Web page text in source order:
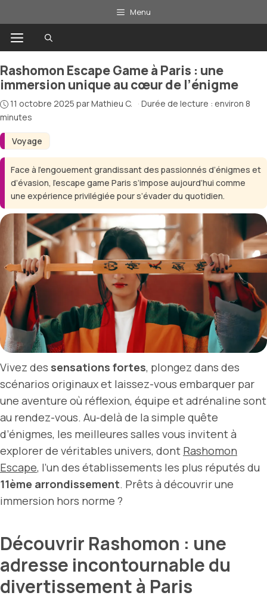
au
contenu
Menu
Menu
Voyage
Rashomon Escape Game à Paris : une
immersion unique au cœur de l’énigme
11 octobre 2025 parMathieu C. · Durée de lecture : environ 8
minutes
Face à l’engouement grandissant des passionnés d’énigmes et
d’évasion, l’escape game Paris s’impose aujourd’hui comme
une expérience privilégiée pour s’évader du quotidien.
Vivez des sensations fortes, plongez dans des
scénarios originaux et laissez-vous embarquer par
une aventure où réflexion, équipe et adrénaline sont
au rendez-vous. Au-delà de la simple quête
d’énigmes, les meilleures salles vous invitent à
explorer de véritables univers, dont Rashomon
Escape, l’un des établissements les plus réputés du
11ème arrondissement. Prêts à découvrir une
immersion hors norme ?
Découvrir Rashomon : une
adresse incontournable du
divertissement à Paris